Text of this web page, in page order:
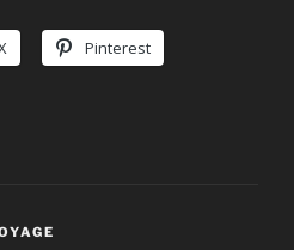
Pinterest